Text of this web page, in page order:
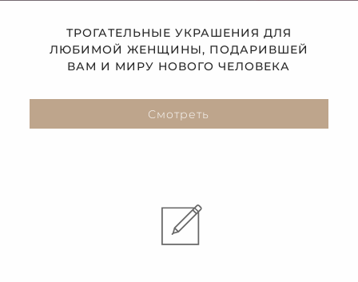
ТРОГАТЕЛЬНЫЕ УКРАШЕНИЯ ДЛЯ
ЛЮБИМОЙ ЖЕНЩИНЫ, ПОДАРИВШЕЙ
ВАМ И МИРУ НОВОГО ЧЕЛОВЕКА
Смотреть